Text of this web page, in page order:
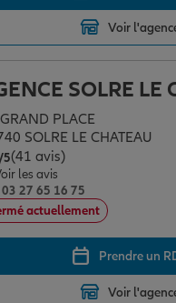
des accidents de la vie
scolaire
juridique
Voir
SOLRE LE
PLACE
SOLRE LE CHATEAU
/5Note de 4.7 sur 5
(41 avis)
les avis
03 27 65 16 75
actuellement
Prendre un
Voir